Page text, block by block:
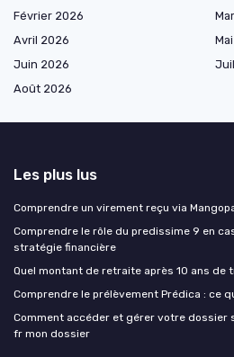
Février 2026
Avril 2026
Juin 2026
Août 2026
Les plus lus
Comprendre un virement reçu via
Comprendre le rôle du predissime 9 en
stratégie financière
Quel montant de retraite après 10 ans de
Comprendre le prélèvement Prédica : ce
Comment accéder et gérer votre dossier
fr mon dossier